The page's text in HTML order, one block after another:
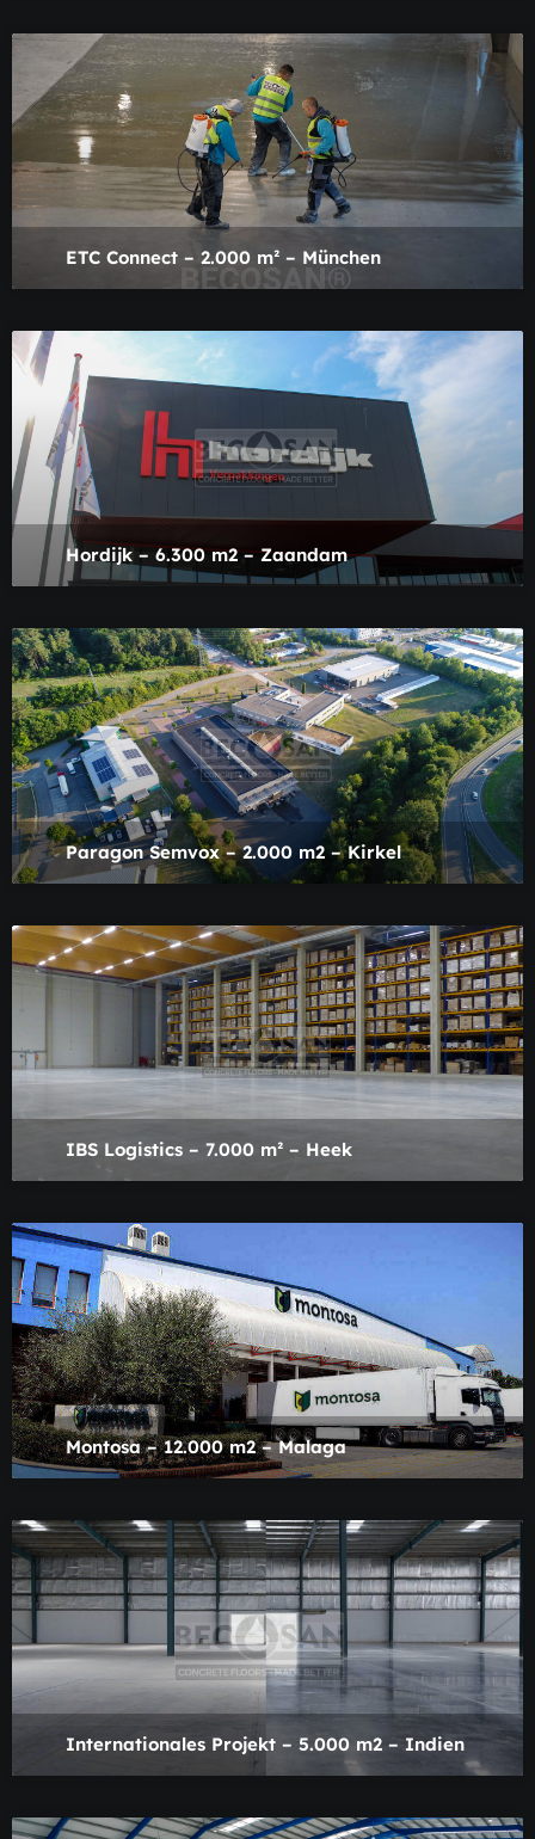
ETC Connect – 2.000 m² – München
Hordijk – 6.300 m2 – Zaandam
Paragon Semvox – 2.000 m2 – Kirkel
IBS Logistics – 7.000 m² – Heek
Montosa – 12.000 m2 – Malaga
Internationales Projekt – 5.000 m2 – Indien